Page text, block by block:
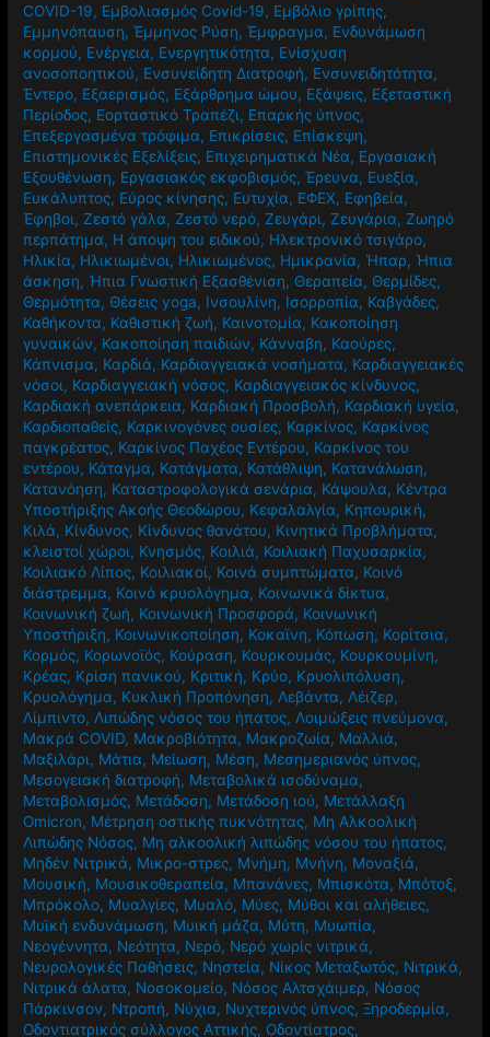
COVID-19, Εμβολιασμός Covid-19, Εμβόλιο γρίπης,
Εμμηνόπαυση,Έμμηνος Ρύση,Έμφραγμα, Ενδυνάμωση
κορμού, Ενέργεια, Ενεργητικότητα, Ενίσχυση
ανοσοποητικού, Ενσυνείδητη Διατροφή, Ενσυνειδητότητα,
Έντερο, Εξαερισμός, Εξάρθρημα ώμου, Εξάψεις, Εξεταστική
Περίοδος, Εορταστικό Τραπέζι, Επαρκής ύπνος,
Επεξεργασμένα τρόφιμα, Επικρίσεις, Επίσκεψη,
Επιστημονικές Εξελίξεις, Επιχειρηματικά Νέα, Εργασιακή
Εξουθένωση, Εργασιακός εκφοβισμός,Έρευνα, Ευεξία,
Ευκάλυπτος, Εύρος κίνησης, Ευτυχία, ΕΦΕΧ, Εφηβεία,
Έφηβοι,Ζεστό γάλα,Ζεστό νερό,Ζευγάρι,Ζευγάρια,Ζωηρό
περπάτημα, Η άποψη του ειδικού, Ηλεκτρονικό τσιγάρο,
Ηλικία, Ηλικιωμένοι, Ηλικιωμένος, Ημικρανία, Ήπαρ, Ήπια
άσκηση, Ήπια Γνωστική Εξασθένιση, Θεραπεία, Θερμίδες,
Θερμότητα, Θέσεις yoga, Ινσουλίνη, Ισορροπία, Καβγάδες,
Καθήκοντα, Καθιστική ζωή, Καινοτομία, Κακοποίηση
γυναικών, Κακοποίηση παιδιών, Κάνναβη, Καούρες,
Κάπνισμα, Καρδιά, Καρδιαγγειακά νοσήματα, Καρδιαγγειακές
νόσοι, Καρδιαγγειακή νόσος, Καρδιαγγειακός κίνδυνος,
Καρδιακή ανεπάρκεια, Καρδιακή Προσβολή, Καρδιακή υγεία,
Καρδιοπαθείς, Καρκινογόνες ουσίες, Καρκίνος, Καρκίνος
παγκρέατος, Καρκίνος Παχέος Εντέρου, Καρκίνος του
εντέρου, Κάταγμα, Κατάγματα, Κατάθλιψη, Κατανάλωση,
Κατανόηση, Καταστροφολογικά σενάρια, Κάψουλα, Κέντρα
Υποστήριξης Ακοής Θεοδώρου, Κεφαλαλγία, Κηπουρική,
Κιλά, Κίνδυνος, Κίνδυνος θανάτου, Κινητικά Προβλήματα,
κλειστοί χώροι, Κνησμός, Κοιλιά, Κοιλιακή Παχυσαρκία,
Κοιλιακό Λίπος, Κοιλιακοί, Κοινά συμπτώματα, Κοινό
διάστρεμμα, Κοινό κρυολόγημα, Κοινωνικά δίκτυα,
Κοινωνική ζωή, Κοινωνική Προσφορά, Κοινωνική
Υποστήριξη, Κοινωνικοποίηση, Κοκαϊνη, Κόπωση, Κορίτσια,
Κορμός, Κορωνοϊός, Κούραση, Κουρκουμάς, Κουρκουμίνη,
Κρέας, Κρίση πανικού, Κριτική, Κρύο, Κρυολιπόλυση,
Κρυολόγημα, Κυκλική Προπόνηση, Λεβάντα, Λέιζερ,
Λίμπιντο, Λιπώδης νόσος του ήπατος, Λοιμώξεις πνεύμονα,
Μακρά COVID, Μακροβιότητα, Μακροζωία, Μαλλιά,
Μαξιλάρι, Μάτια, Μείωση, Μέση, Μεσημεριανός ύπνος,
Μεσογειακή διατροφή, Μεταβολικά ισοδύναμα,
Μεταβολισμός, Μετάδοση, Μετάδοση ιού, Μετάλλαξη
Omicron, Μέτρηση οστικής πυκνότητας, Μη Αλκοολική
Λιπώδης Νόσος, Μη αλκοολική λιπώδης νόσου του ήπατος,
Μηδέν Νιτρικά, Μικρο-στρες, Μνήμη, Μνήνη, Μοναξιά,
Μουσική, Μουσικοθεραπεία, Μπανάνες, Μπισκότα, Μπότοξ,
Μπρόκολο, Μυαλγίες, Μυαλό, Μύες, Μύθοι και αλήθειες,
Μυϊκή ενδυνάμωση, Μυική μάζα, Μύτη, Μυωπία,
Νεογέννητα, Νεότητα, Νερό, Νερό χωρίς νιτρικά,
Νευρολογικές Παθήσεις, Νηστεία, Νίκος Μεταξωτός, Νιτρικά,
Νιτρικά άλατα, Νοσοκομείο, Νόσος Αλτσχάιμερ, Νόσος
Πάρκινσον, Ντροπή, Νύχια, Νυχτερινός ύπνος,Ξηροδερμία,
Οδοντιατρικός σύλλογος Αττικής, Οδοντίατρος,